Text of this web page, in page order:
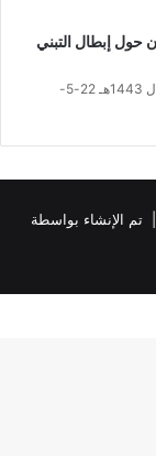
حول إبطال التبني
الأحد 21 شوال 1443هـ 22-5-